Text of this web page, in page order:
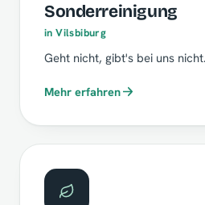
Sonderreinigung
in Vilsbiburg
Geht nicht, gibt's bei uns nicht.
Mehr erfahren